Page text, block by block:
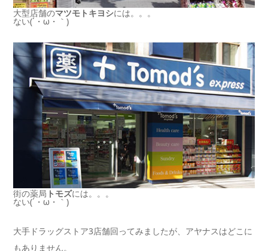
大型店舗のマツモトキヨシには。。。
ない(´・ω・｀)
街の薬局 トモズには。。。
ない(´・ω・｀)
大手ドラッグストア3店舗回ってみましたが、アヤナスはどこに
もありません。